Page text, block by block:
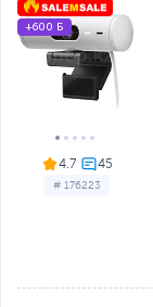
4.7
# 176223
+600 Б